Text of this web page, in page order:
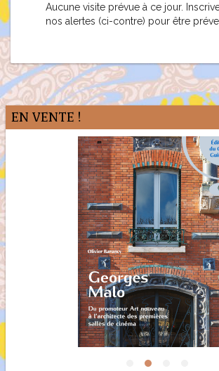
Aucune visite prévue à ce jour.
nos alertes (ci-contre) pour être
EN VENTE !